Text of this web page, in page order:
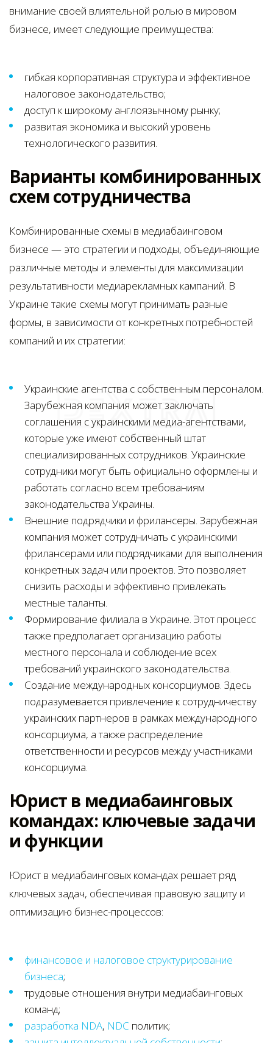
внимание своей влиятельной ролью в мировом
бизнесе, имеет следующие преимущества:
гибкая корпоративная структура и эффективное
налоговое законодательство;
доступ к широкому англоязычному рынку;
развитая экономика и высокий уровень
технологического развития.
Варианты комбинированных
схем сотрудничества
Комбинированные схемы в медиабаинговом
бизнесе — это стратегии и подходы, объединяющие
различные методы и элементы для максимизации
результативности медиарекламных кампаний. В
Украине такие схемы могут принимать разные
формы, в зависимости от конкретных потребностей
компаний и их стратегии:
Украинские агентства с собственным персоналом.
Зарубежная компания может заключать
соглашения с украинскими медиа-агентствами,
которые уже имеют собственный штат
специализированных сотрудников. Украинские
сотрудники могут быть официально оформлены и
работать согласно всем требованиям
законодательства Украины.
Внешние подрядчики и фрилансеры. Зарубежная
компания может сотрудничать с украинскими
фрилансерами или подрядчиками для выполнения
конкретных задач или проектов. Это позволяет
снизить расходы и эффективно привлекать
местные таланты.
Формирование филиала в Украине. Этот процесс
также предполагает организацию работы
местного персонала и соблюдение всех
требований украинского законодательства.
Создание международных консорциумов. Здесь
подразумевается привлечение к сотрудничеству
украинских партнеров в рамках международного
консорциума, а также распределение
ответственности и ресурсов между участниками
консорциума.
Юрист в медиабаинговых
командах: ключевые задачи
и функции
Юрист в медиабаинговых командах решает ряд
ключевых задач, обеспечивая правовую защиту и
оптимизацию бизнес-процессов:
финансовое и налоговое структурирование
бизнеса;
трудовые отношения внутри медиабаинговых
команд;
разработка NDA, NDC политик;